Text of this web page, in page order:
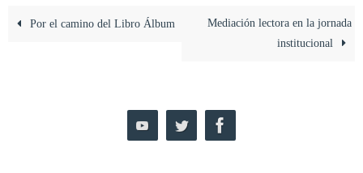
Por el camino del Libro Álbum
Mediación lectora en la jornada
institucional